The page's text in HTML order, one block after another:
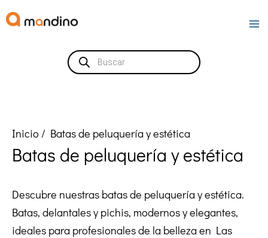
al
Búsqueda
de
Inicio / Batas de peluquería y estética
Batas de peluquería y estética
Descubre nuestras batas de peluquería y estética.
Batas, delantales y pichis, modernos y elegantes,
ideales para profesionales de la belleza en Las